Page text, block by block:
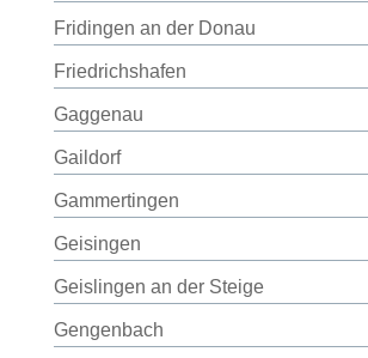
Fridingen an der Donau
Friedrichshafen
Gaggenau
Gaildorf
Gammertingen
Geisingen
Geislingen an der Steige
Gengenbach